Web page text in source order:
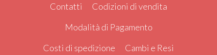
Contatti
Codizioni di vendita
Modalità di Pagamento
Costi di spedizione
Cambi e Resi